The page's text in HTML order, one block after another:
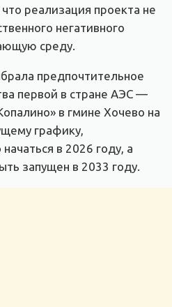
реализация проекта не
негативного
среду.
предпочтительное
первой в стране АЭС —
в гмине Хочево на
графику,
в 2026 году, а
запущен в 2033 году.